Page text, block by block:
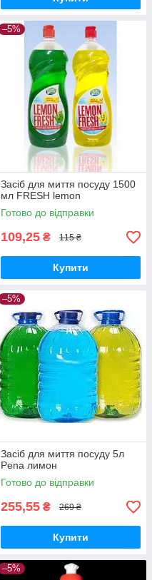
–5%
Засіб для миття посуду 1500
мл FRESH lemon
Готово до відправки
109,25 ₴ 115 ₴
Купити
–5%
Засіб для миття посуду 5л
Pena лимон
Готово до відправки
255,55 ₴ 269 ₴
Купити
–5%